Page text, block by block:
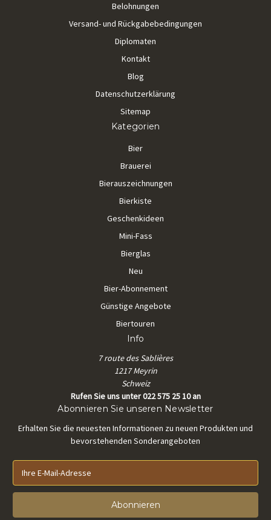
Belohnungen
Versand- und Rückgabebedingungen
Diplomaten
Kontakt
Blog
Datenschutzerklärung
Sitemap
Kategorien
Bier
Brauerei
Bierauszeichnungen
Bierkiste
Geschenkideen
Mini-Fass
Bierglas
Neu
Bier-Abonnement
Günstige Angebote
Biertouren
Info
7 route des Sablières
1217 Meyrin
Schweiz
Rufen Sie uns unter 022 575 25 10 an
Abonnieren Sie unseren Newsletter
Erhalten Sie die neuesten Informationen zu neuen Produkten und
bevorstehenden Sonderangeboten
E
M
i